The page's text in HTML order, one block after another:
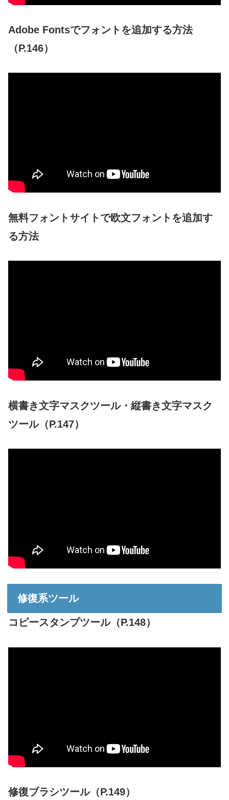
Adobe Fontsでフォントを追加する方法
（P.146）
無料フォントサイトで欧文フォントを追加す
る方法
横書き文字マスクツール・縦書き文字マスク
ツール（P.147）
修復系ツール
コピースタンプツール（P.148）
修復ブラシツール（P.149）